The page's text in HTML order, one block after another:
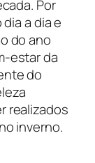
Por
a dia e
do ano
estar da
do
realizados
inverno.